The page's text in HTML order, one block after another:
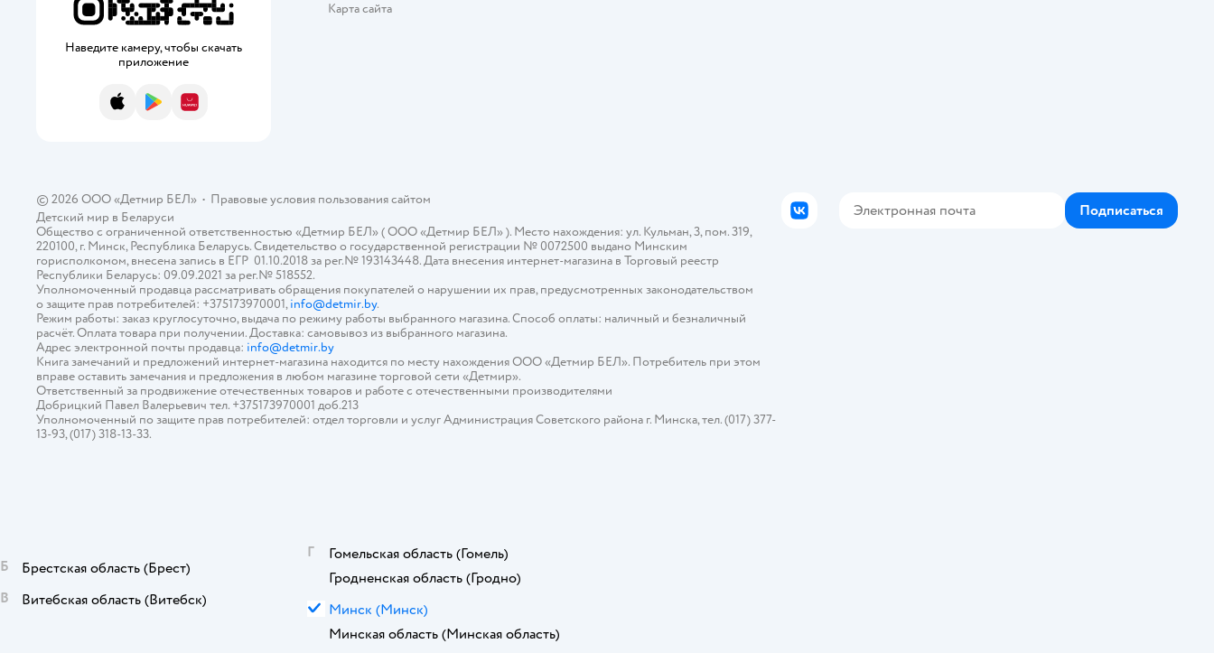
Наведите камеру, чтобы скачать
приложение
App StoreGoogle PlayAppGallery
Карта сайта
© 2026 ООО «Детмир БЕЛ» • Правовые условия пользования сайтом
Детский мир в Беларуси
Общество с ограниченной ответственностью «Детмир БЕЛ» ( ООО «Детмир БЕЛ» ). Место нахождения: ул. Кульман, 3, пом. 319,
220100, г. Минск, Республика Беларусь. Свидетельство о государственной регистрации № 0072500 выдано Минским
горисполкомом, внесена запись в ЕГР 01.10.2018 за рег.№ 193143448. Дата внесения интернет-магазина в Торговый реестр
Республики Беларусь: 09.09.2021 за рег.№ 518552.
Уполномоченный продавца рассматривать обращения покупателей о нарушении их прав, предусмотренных законодательством
о защите прав потребителей: +375173970001,info@detmir.by.
Режим работы: заказ круглосуточно, выдача по режиму работы выбранного магазина. Способ оплаты: наличный и безналичный
расчёт. Оплата товара при получении. Доставка: самовывоз из выбранного магазина.
Адрес электронной почты продавца: info@detmir.by
Книга замечаний и предложений интернет-магазина находится по месту нахождения ООО «Детмир БЕЛ». Потребитель при этом
вправе оставить замечания и предложения в любом магазине торговой сети «Детмир».
Ответственный за продвижение отечественных товаров и работе с отечественными производителями
Добрицкий Павел Валерьевич тел. +375173970001 доб.213
Уполномоченный по защите прав потребителей: отдел торговли и услуг Администрация Советского района г. Минска, тел. (017) 377-
13-93, (017) 318-13-33.
ВКонтакте Подписаться
Б Брестская область (Брест)
В
Витебская область (Витебск)
Г Гомельская область (Гомель)
Гродненская область (Гродно)
М Минск (Минск)
Минская область (Минская область)